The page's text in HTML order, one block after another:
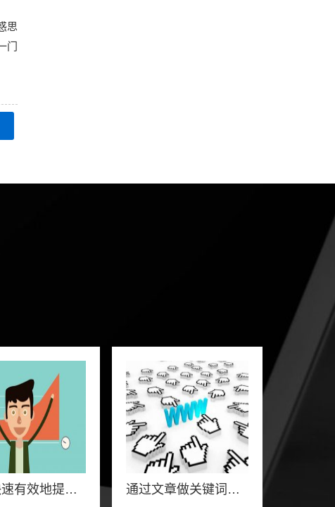
思
门
如何快速有效地提高网络营销中关键词的质量 通过文章做关键词排名，对网站流量起到举一